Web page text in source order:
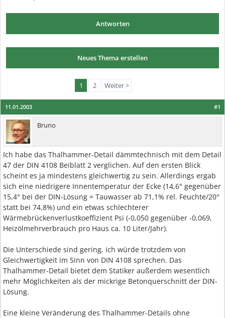
Antworten
Neues Thema erstellen
1 2 Weiter >
#1
11.01.2003
Bruno
Ich habe das Thalhammer-Detail dämmtechnisch mit dem Detail
47 der DIN 4108 Beiblatt 2 verglichen. Auf den ersten Blick
scheint es ja mindestens gleichwertig zu sein. Allerdings ergab
sich eine niedrigere Innentemperatur der Ecke (14,6° gegenüber
15,4° bei der DIN-Lösung = Tauwasser ab 71,1% rel. Feuchte/20°
statt bei 74,8%) und ein etwas schlechterer
Wärmebrückenverlustkoeffizient Psi (-0,050 gegenüber -0,069,
Heizölmehrverbrauch pro Haus ca. 10 Liter/Jahr).
Die Unterschiede sind gering, ich würde trotzdem von
Gleichwertigkeit im Sinn von DIN 4108 sprechen. Das
Thalhammer-Detail bietet dem Statiker außerdem wesentlich
mehr Möglichkeiten als der mickrige Betonquerschnitt der DIN-
Lösung.
Eine kleine Veränderung des Thalhammer-Details ohne